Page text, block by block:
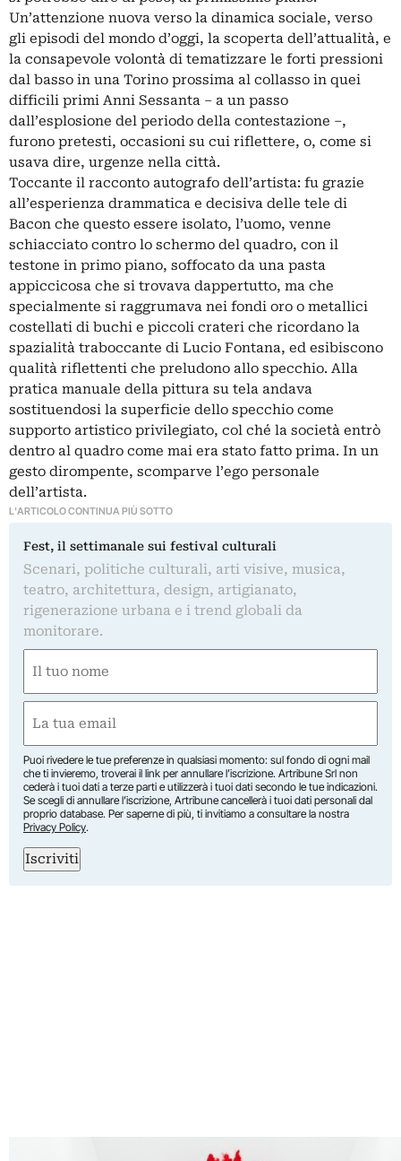
Un’attenzione nuova verso la dinamica sociale, verso
gli episodi del mondo d’oggi, la scoperta dell’attualità, e
la consapevole volontà di tematizzare le forti pressioni
dal basso in una Torino prossima al collasso in quei
difficili primi Anni Sessanta – a un passo
dall’esplosione del periodo della contestazione –,
furono pretesti, occasioni su cui riflettere, o, come si
usava dire, urgenze nella città.
Toccante il racconto autografo dell’artista: fu grazie
all’esperienza drammatica e decisiva delle tele di
Bacon che questo essere isolato, l’uomo, venne
schiacciato contro lo schermo del quadro, con il
testone in primo piano, soffocato da una pasta
appiccicosa che si trovava dappertutto, ma che
specialmente si raggrumava nei fondi oro o metallici
costellati di buchi e piccoli crateri che ricordano la
spazialità traboccante di Lucio Fontana, ed esibiscono
qualità riflettenti che preludono allo specchio. Alla
pratica manuale della pittura su tela andava
sostituendosi la superficie dello specchio come
supporto artistico privilegiato, col ché la società entrò
dentro al quadro come mai era stato fatto prima. In un
gesto dirompente, scomparve l’ego personale
dell’artista.
L'ARTICOLO CONTINUA PIÙ SOTTO
Fest, il settimanale sui festival culturali
Scenari, politiche culturali, arti visive, musica,
teatro, architettura, design, artigianato,
rigenerazione urbana e i trend globali da
monitorare.
(Obbligatorio)
Nome
(Obbligatorio)
Puoi rivedere le tue preferenze in qualsiasi momento: sul fondo di ogni mail
che ti invieremo, troverai il link per annullare l’iscrizione. Artribune Srl non
cederà i tuoi dati a terze parti e utilizzerà i tuoi dati secondo le tue indicazioni.
Se scegli di annullare l’iscrizione, Artribune cancellerà i tuoi dati personali dal
proprio database. Per saperne di più, ti invitiamo a consultare la nostra
Privacy Policy.
Iscriviti